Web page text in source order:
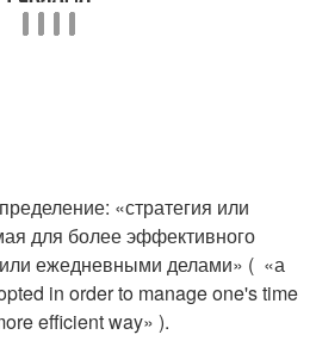
«стратегия или
для более эффективного
ежедневными делами» ( «а
in order to manage one's time
efficient way» ).